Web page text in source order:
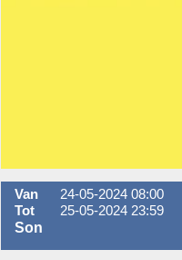
Van
24-05-2024 08:00
Tot
25-05-2024 23:59
Son